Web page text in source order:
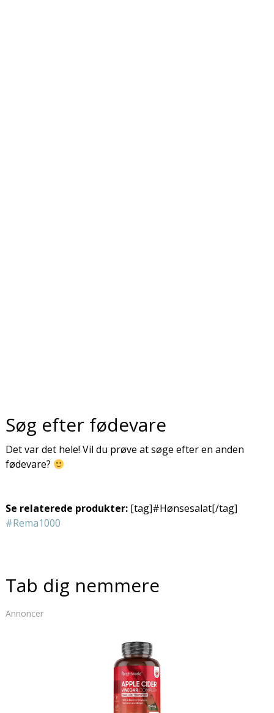
Søg efter fødevare
Det var det hele! Vil du prøve at søge efter en anden
fødevare?
Se relaterede produkter:[tag]#Hønsesalat[/tag]
#Rema1000
Tab dig nemmere
Annoncer